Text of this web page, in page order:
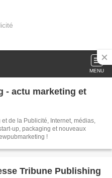
MENU
- actu marketing et
de la Publicité, Internet, médias,
up, packaging et nouveaux
!
Tribune Publishing